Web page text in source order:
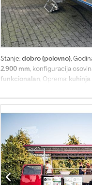
Stanje:dobro (polovno),
2.900 mm, konfiguracija
funkcionalan, Oprema:
enterijerom, odmah spreman
tehnički pregledan prema § 21
dobrom stanju (kako je
3.000 kg - 4 nove gume –
kočnice - Nova inerciona
dokumenata uključujući TÜV
novo - Truma Gas Combi 4 za
Dodporq E Snefx Abyjck - 4-
priključkom - Kupatilo sa
sa desne i leve strane Neto